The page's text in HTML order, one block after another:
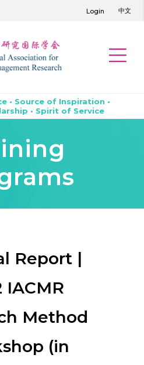
Login 中文
• Source of Inspiration •
• Spirit of Service
Report |
IACMR
Method
(in